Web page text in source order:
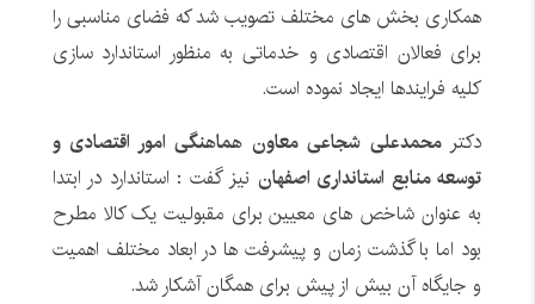
همکاری بخش های مختلف تصویب شد که فضای مناسبی را
برای فعالان اقتصادی و خدماتی به منظور استاندارد سازی
کلیه فرایندها ایجاد نموده است.
دکترمحمدعلی شجاعی معاون هماهنگی امور اقتصادی و
توسعه منابع استانداری اصفهان نیز گفت : استاندارد در ابتدا
به عنوان شاخص های معیین برای مقبولیت یک کالا مطرح
بود اما با گذشت زمان و پیشرفت ها در ابعاد مختلف اهمیت
و جایگاه آن بیش از پیش برای همگان آشکار شد.